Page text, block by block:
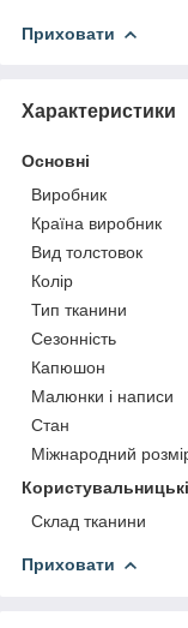
Приховати
Характеристики
Основні
Виробник
Країна виробник
Вид толстовок
Колір
Тип тканини
Сезонність
Капюшон
Малюнки і написи
Стан
Міжнародний
Склад тканини
Приховати